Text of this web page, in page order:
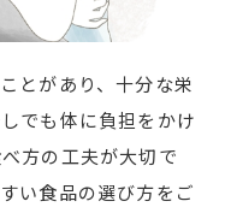
とがあり、十分な栄
でも体に負担をかけ
方の工夫が大切で
い食品の選び方をご